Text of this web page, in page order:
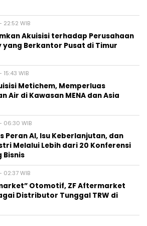
WIB
Akuisisi terhadap Perusahaan
yang Berkantor Pusat di Timur
WIB
Metichem, Memperluas
Air di Kawasan MENA dan Asia
06:30 WIB
Peran AI, Isu Keberlanjutan, dan
Melalui Lebih dari 20 Konferensi
Bisnis
WIB
Otomotif, ZF Aftermarket
Distributor Tunggal TRW di